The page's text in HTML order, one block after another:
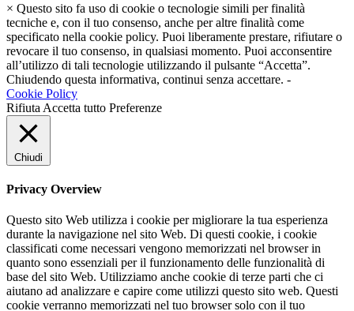
× Questo sito fa uso di cookie o tecnologie simili per finalità
tecniche e, con il tuo consenso, anche per altre finalità come
specificato nella cookie policy. Puoi liberamente prestare, rifiutare o
revocare il tuo consenso, in qualsiasi momento. Puoi acconsentire
all’utilizzo di tali tecnologie utilizzando il pulsante “Accetta”.
Chiudendo questa informativa, continui senza accettare. -
Cookie Policy
Rifiuta Accetta tutto Preferenze
Chiudi
Privacy Overview
Questo sito Web utilizza i cookie per migliorare la tua esperienza
durante la navigazione nel sito Web. Di questi cookie, i cookie
classificati come necessari vengono memorizzati nel browser in
quanto sono essenziali per il funzionamento delle funzionalità di
base del sito Web. Utilizziamo anche cookie di terze parti che ci
aiutano ad analizzare e capire come utilizzi questo sito web. Questi
cookie verranno memorizzati nel tuo browser solo con il tuo